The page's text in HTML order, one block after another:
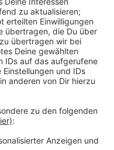
hat bereits am
Sie will die
und
Deshalb muss
Bezirksvertretung